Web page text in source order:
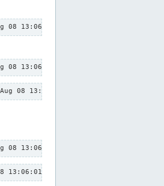
13:06:01 CEST 2026/down.txt"
08 13:06:01 CEST 2026/down.txt"
08 13:06:01 CEST 2026/down.txt"
08 13:06:01 CEST 2026/down.txt"
13:06:01 CEST 2026/down.txt"